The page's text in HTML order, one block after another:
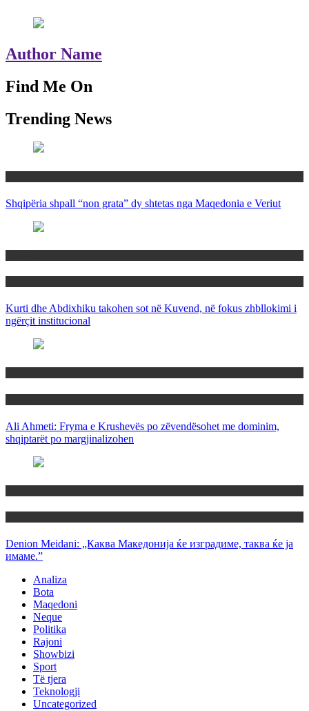
Author Name
Find Me On
Trending News
Shqipëria shpall “non grata” dy shtetas nga Maqedonia e Veriut
Kurti dhe Abdixhiku takohen sot në Kuvend, në fokus zhbllokimi i
ngërçit institucional
Ali Ahmeti: Fryma e Krushevës po zëvendësohet me dominim,
shqiptarët po margjinalizohen
Denion Meidani: „Каква Македонија ќе изградиме, таква ќе ја
имаме.”
Analiza
Bota
Maqedoni
Neque
Politika
Rajoni
Showbizi
Sport
Të tjera
Teknologji
Uncategorized